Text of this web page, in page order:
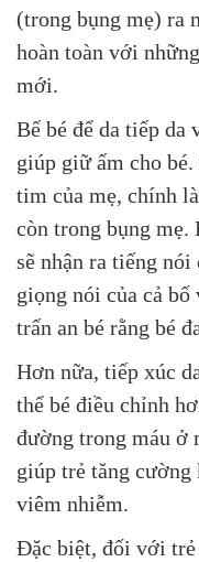
(trong bụng mẹ) ra
hoàn toàn với
mới.
Bế bé để da tiếp da
giúp giữ ấm cho
tim của mẹ, chính
còn trong bụng
sẽ nhận ra tiếng nói
giọng nói của cả bố
trấn an bé rằng bé
Hơn nữa, tiếp xúc
thể bé điều chỉnh
đường trong máu ở
giúp trẻ tăng cường
viêm nhiễm.
Đặc biệt, đối với trẻ